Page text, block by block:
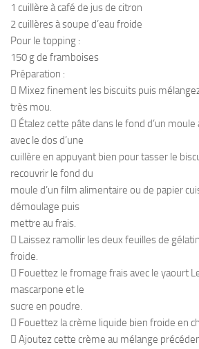
1 cuillère à café de jus de citron
2 cuillères à soupe d’eau froide
Pour le topping :
150 g de framboises
Préparation :
 Mixez finement les biscuits puis
très mou.
 Étalez cette pâte dans le fond d’un moule
avec le dos d’une
cuillère en appuyant bien pour tasser le
recouvrir le fond du
moule d’un film alimentaire ou de papier
démoulage puis
mettre au frais.
 Laissez ramollir les deux feuilles de
froide.
 Fouettez le fromage frais avec le yaourt
mascarpone et le
sucre en poudre.
 Fouettez la crème liquide bien froide en
 Ajoutez cette crème au mélange